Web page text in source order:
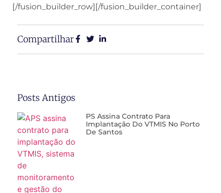
[/fusion_builder_row][/fusion_builder_container]
Compartilhar
Posts Antigos
PS Assina Contrato Para
Implantação Do VTMIS No Porto
De Santos